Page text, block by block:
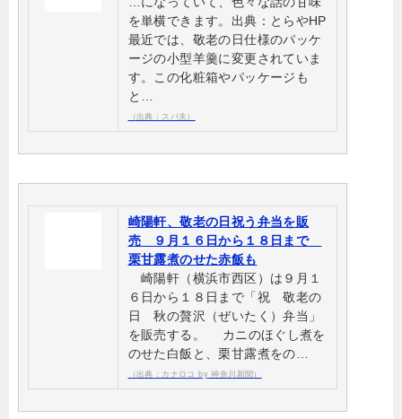
を単横できます。出典：とらやHP
最近では、敬老の日仕様のパッケ
ージの小型羊羹に変更されていま
す。この化粧箱やパッケージも
と…
（出典：スパ夫）
崎陽軒、敬老の日祝う弁当を販
売 ９月１６日から１８日まで
栗甘露煮のせた赤飯も
崎陽軒（横浜市西区）は９月１
６日から１８日まで「祝 敬老の
日 秋の贅沢（ぜいたく）弁当」
を販売する。 カニのほぐし煮を
のせた白飯と、栗甘露煮をの…
（出典：カナロコ by 神奈川新聞）